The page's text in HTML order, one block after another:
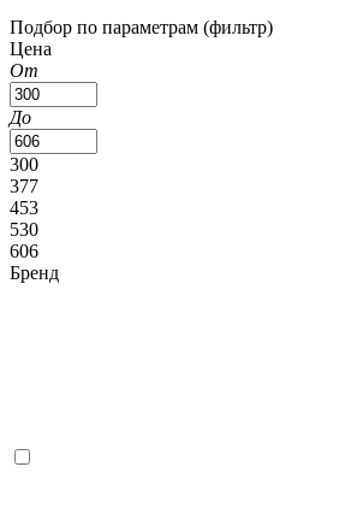
Подбор по параметрам (фильтр)
Цена
От
До
300
377
453
530
606
Бренд